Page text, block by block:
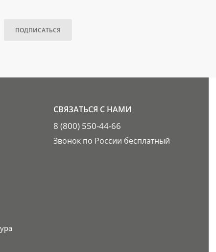
ПОДПИСАТЬСЯ
СВЯЗАТЬСЯ С НАМИ
8 (800) 550-44-66
Звонок по России бесплатный